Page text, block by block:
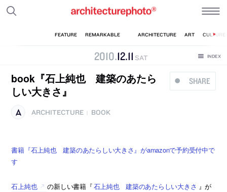
2010.12.11 SAT
SHARE
book『石上純也 建築のあたら
しい大きさ』
ARCHITECTURE BOOK
書籍『石上純也 建築のあたらしい大きさ』がamazonで予約受付中で
す
石上純也 の新しい書籍『石上純也 建築のあたらしい大きさ 』が